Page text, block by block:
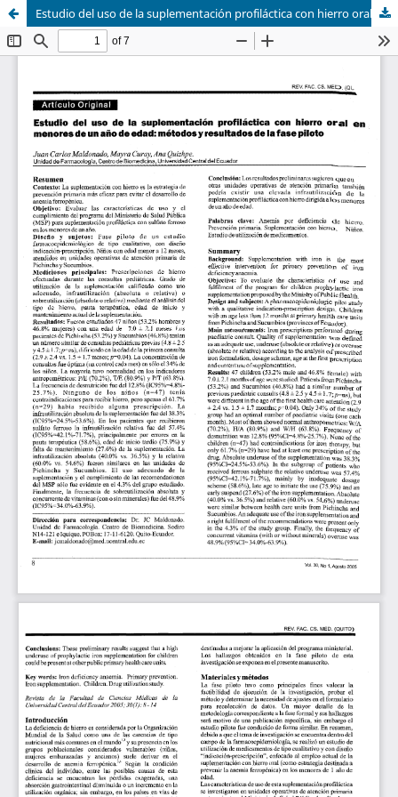
Estudio del uso de la suplementación profiláctica con hierro oral en menores de un año de edad: métodos y resultados de la fase piloto